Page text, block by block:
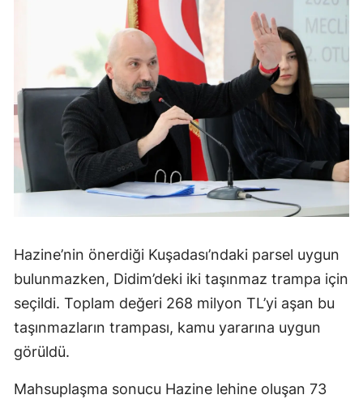
Hazine’nin önerdiği Kuşadası’ndaki parsel uygun
bulunmazken, Didim’deki iki taşınmaz trampa için
seçildi. Toplam değeri 268 milyon TL’yi aşan bu
taşınmazların trampası, kamu yararına uygun
görüldü.
Mahsuplaşma sonucu Hazine lehine oluşan 73